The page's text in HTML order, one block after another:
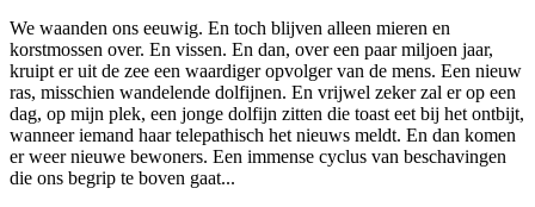
We waanden ons eeuwig. En toch blijven alleen mieren en
korstmossen over. En vissen. En dan, over een paar miljoen jaar,
kruipt er uit de zee een waardiger opvolger van de mens. Een nieuw
ras, misschien wandelende dolfijnen. En vrijwel zeker zal er op een
dag, op mijn plek, een jonge dolfijn zitten die toast eet bij het ontbijt,
wanneer iemand haar telepathisch het nieuws meldt. En dan komen
er weer nieuwe bewoners. Een immense cyclus van beschavingen
die ons begrip te boven gaat...